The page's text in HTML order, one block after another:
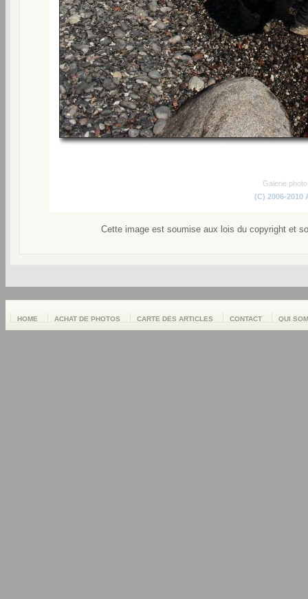
Galerie
(C) 2006-2010
Cette image est soumise aux lois du copyright et
HOME ACHAT DE PHOTOS CARTE DES ARTICLES CONTACT QUI